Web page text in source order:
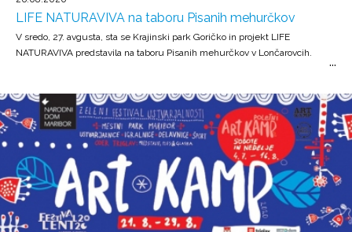
LIFE NATURAVIVA na taboru Pisanih mehurčkov
V sredo, 27. avgusta, sta se Krajinski park Goričko in projekt LIFE
NATURAVIVA predstavila na taboru Pisanih mehurčkov v Lončarovcih.